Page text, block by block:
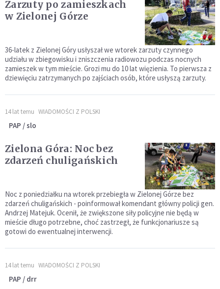
Zarzuty po zamieszkach
w Zielonej Górze
36-latek z Zielonej Góry usłyszał we wtorek zarzuty czynnego
udziału w zbiegowisku i zniszczenia radiowozu podczas nocnych
zamieszek w tym mieście. Grozi mu do 10 lat więzienia. To pierwsza z
dziewięciu zatrzymanych po zajściach osób, które usłyszą zarzuty.
14 lat temu WIADOMOŚCI Z POLSKI
PAP / slo
Zielona Góra: Noc bez
zdarzeń chuligańskich
Noc z poniedziałku na wtorek przebiegła w Zielonej Górze bez
zdarzeń chuligańskich - poinformował komendant główny policji gen.
Andrzej Matejuk. Ocenił, że zwiększone siły policyjne nie będą w
mieście długo potrzebne, choć zastrzegł, że funkcjonariusze są
gotowi do ewentualnej interwencji.
14 lat temu WIADOMOŚCI Z POLSKI
PAP / drr